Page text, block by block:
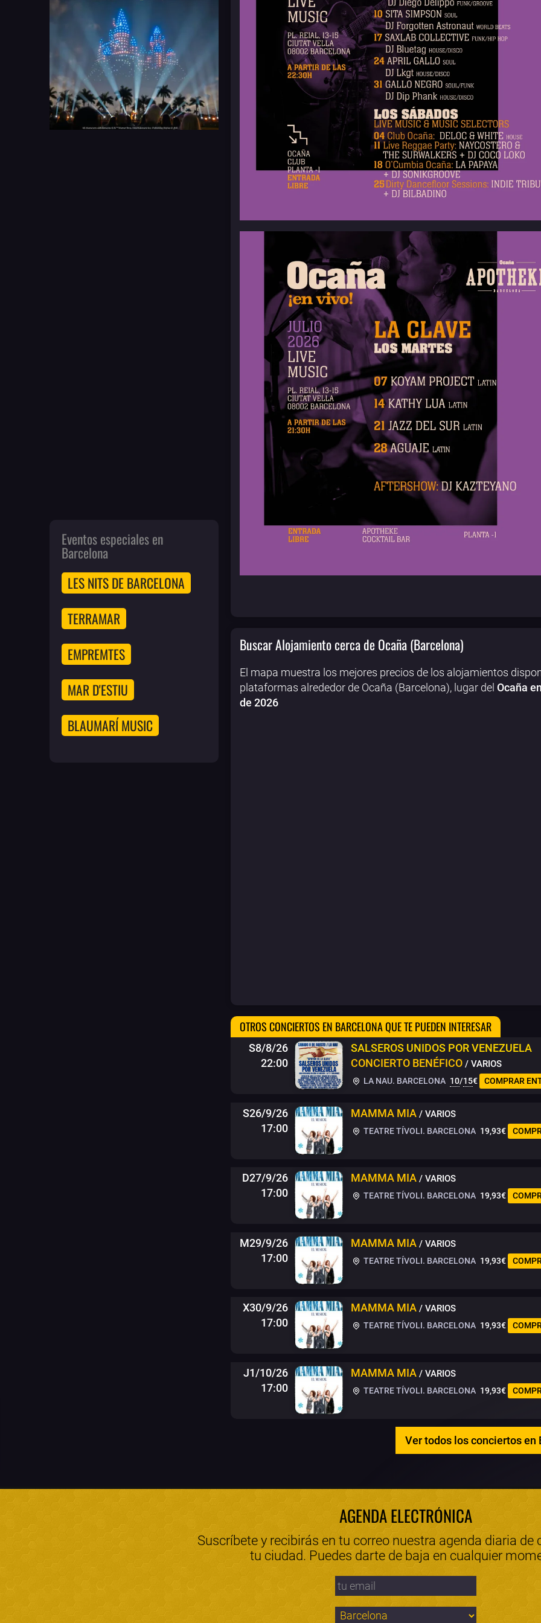
Buscar Alojamiento cerca de Ocaña (Barcelona)
El mapa muestra los mejores precios de los alojamientos
plataformas alrededor de Ocaña (Barcelona), lugar del Ocaña
de 2026
OTROS CONCIERTOS EN BARCELONA QUE TE PUEDEN INTERESAR
S8/8/26
22:00
SALSEROS UNIDOS POR VENEZUELA
CONCIERTO BENÉFICO / VARIOS
LA NAU. BARCELONA 10/15€ COMPRAR
S26/9/26
17:00
MAMMA MIA / VARIOS
TEATRE TÍVOLI. BARCELONA 19,93€
D27/9/26
17:00
MAMMA MIA / VARIOS
TEATRE TÍVOLI. BARCELONA 19,93€
M29/9/26
17:00
MAMMA MIA / VARIOS
TEATRE TÍVOLI. BARCELONA 19,93€
X30/9/26
17:00
MAMMA MIA / VARIOS
TEATRE TÍVOLI. BARCELONA 19,93€
J1/10/26
17:00
MAMMA MIA / VARIOS
TEATRE TÍVOLI. BARCELONA 19,93€
Ver todos los conciertos en
Eventos especiales en
Barcelona
LES NITS DE BARCELONA
TERRAMAR
EMPREMTES
MAR D'ESTIU
BLAUMARÍ MUSIC
AGENDA ELECTRÓNICA
Suscríbete y recibirás en tu correo nuestra agenda diaria de
tu ciudad. Puedes darte de baja en cualquier